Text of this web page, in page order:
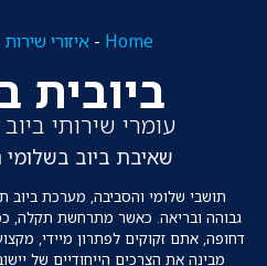
Home
-איזורי שירות
ביובית
עומרי שירותי
שאיבת ביוב בשלומי
תושבי שלומי והסביבה, מערכת ביוב
גבוהה ובריאה. כאשר מתרחשת תקלה,
דחופה, אתם זקוקים לפתרון מיידי,
מבינה את הצרכים הייחודיים של